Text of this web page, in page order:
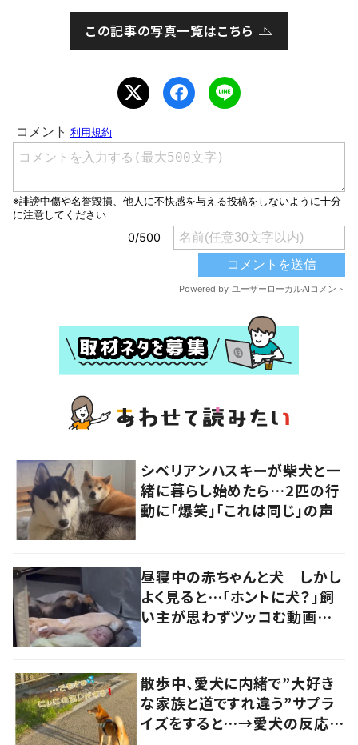
この記事の写真一覧はこちら
シベリアンハスキーが柴犬と一
緒に暮らし始めたら…2匹の行
動に「爆笑」「これは同じ」の声
昼寝中の赤ちゃんと犬 しかし
よく見ると…「ホントに犬？」飼
い主が思わずツッコむ動画に
散歩中、愛犬に内緒で”大好き
な家族と道ですれ違う”サプラ
イズをすると…→愛犬の反応に